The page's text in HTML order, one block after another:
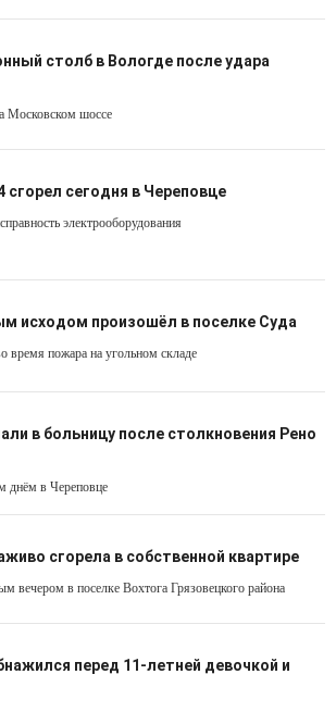
столб в Вологде после удара
Московском шоссе
сегодня в Череповце
электрооборудования
исходом произошёл в поселке Суда
время пожара на угольном складе
в больницу после столкновения Рено
днём в Череповце
сгорела в собственной квартире
вечером в поселке Вохтога Грязовецкого района
перед 11-летней девочкой и